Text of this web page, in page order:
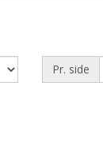
Pr. side